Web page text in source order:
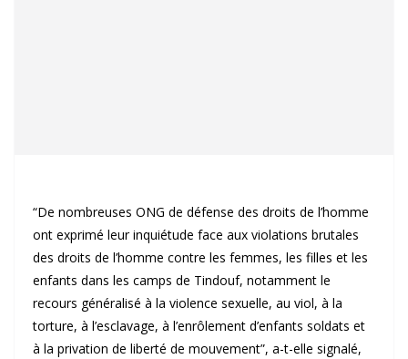
“De nombreuses ONG de défense des droits de l’homme
ont exprimé leur inquiétude face aux violations brutales
des droits de l’homme contre les femmes, les filles et les
enfants dans les camps de Tindouf, notamment le
recours généralisé à la violence sexuelle, au viol, à la
torture, à l’esclavage, à l’enrôlement d’enfants soldats et
à la privation de liberté de mouvement”, a-t-elle signalé,